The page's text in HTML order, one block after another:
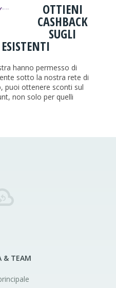
OTTIENI
CASHBACK
SUGLI
hanno permesso di
sotto la nostra rete di
puoi ottenere sconti sul
non solo per quelli
& TEAM